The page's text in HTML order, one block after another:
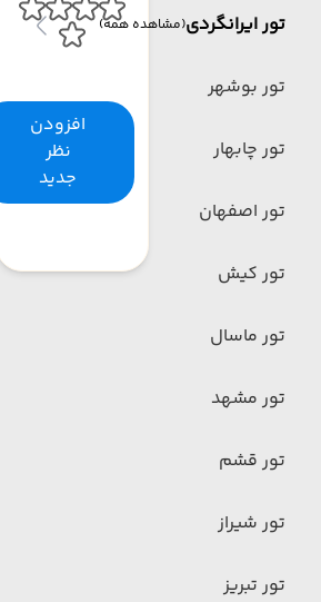
تور ایرانگردی(مشاهده همه)
تور بوشهر
تور چابهار
تور اصفهان
تور کیش
تور ماسال
تور مشهد
تور قشم
تور شیراز
تور تبریز
افزودن
نظر
جدید